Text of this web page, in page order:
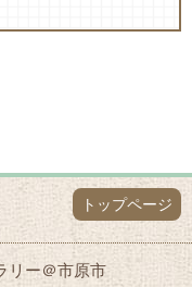
トップページ
リー＠市原市